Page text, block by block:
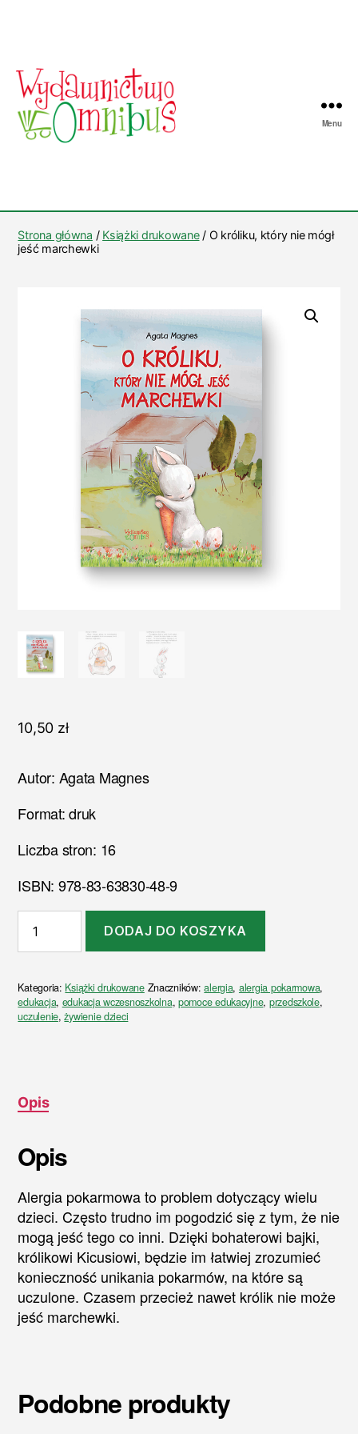
Omnibus
Menu
Strona główna / Książki drukowane/ O króliku, który nie mógł
jeść marchewki
10,50 zł
Autor: Agata Magnes
Format: druk
Liczba stron: 16
ISBN: 978-83-63830-48-9
króliku,
nie
mógł
DODAJ DO KOSZYKA
Kategoria: Książki drukowane Znaczników:alergia, alergia pokarmowa,
edukacja, edukacja wczesnoszkolna, pomoce edukacyjne, przedszkole,
uczulenie,żywienie dzieci
Opis
Opis
Alergia pokarmowa to problem dotyczący wielu
dzieci. Często trudno im pogodzić się z tym, że nie
mogą jeść tego co inni. Dzięki bohaterowi bajki,
królikowi Kicusiowi, będzie im łatwiej zrozumieć
konieczność unikania pokarmów, na które są
uczulone. Czasem przecież nawet królik nie może
jeść marchewki.
Podobne produkty